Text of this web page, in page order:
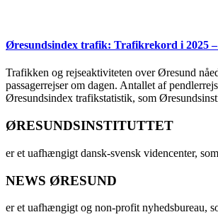
Øresundsindex trafik: Trafikrekord i 2025 –
Trafikken og rejseaktiviteten over Øresund
passagerrejser om dagen. Antallet af
Øresundsindex trafikstatistik, som
ØRESUNDSINSTITUTTET
er et uafhængigt dansk-svensk videncenter,
NEWS ØRESUND
er et uafhængigt og non-profit nyhedsbureau,